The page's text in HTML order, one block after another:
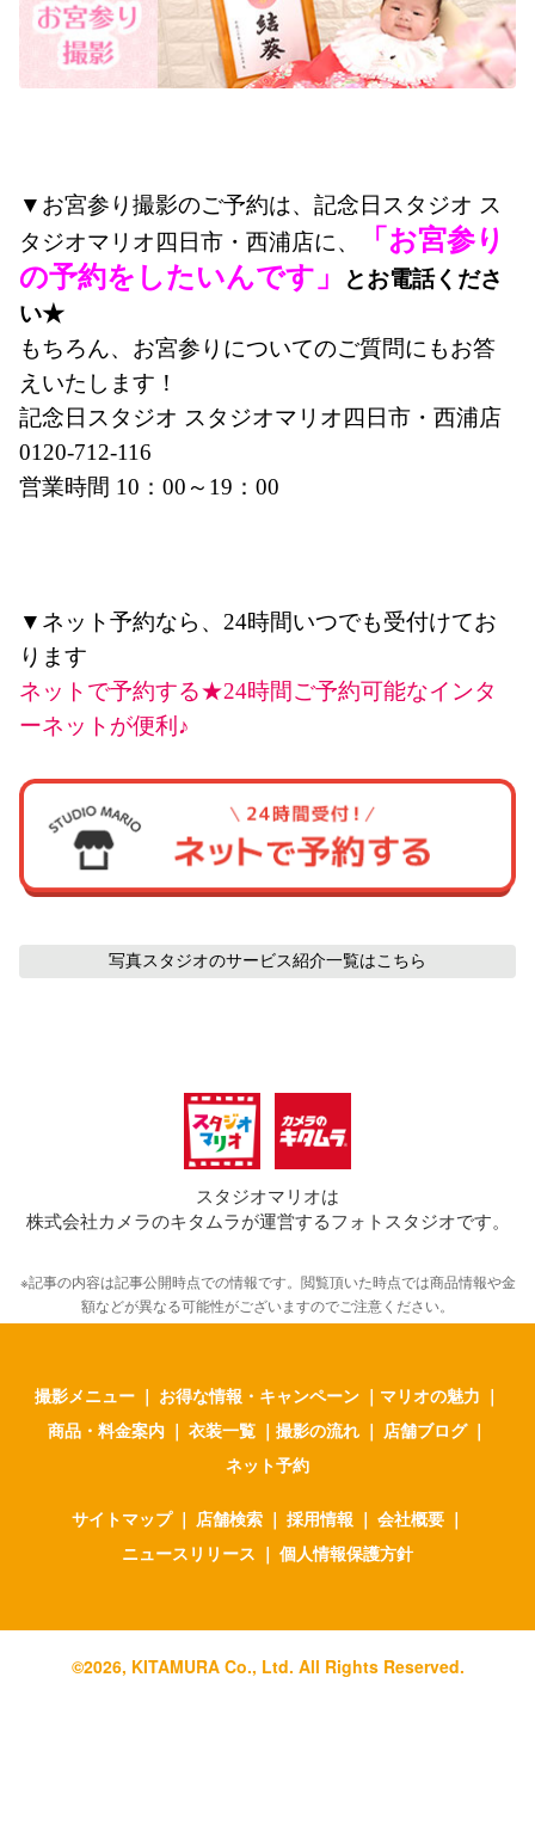
▼お宮参り撮影のご予約は、 記念日スタジオ ス
タジオマリオ四日市・西浦店に、
「お宮参り
の予約をしたいんです」
とお電話くださ
い★
もちろん、お宮参りについてのご質問にもお答
えいたします！
記念日スタジオ スタジオマリオ四日市・西浦店
0120-712-116
営業時間 10：00～19：00
▼ネット予約なら、24時間いつでも受付けてお
ります
ネットで予約する★24時間ご予約可能なインタ
ーネットが便利♪
写真スタジオのサービス紹介一覧はこちら
スタジオマリオは
株式会社カメラのキタムラが運営するフォトスタジオです。
※記事の内容は記事公開時点での情報です。閲覧頂いた時点では商品情報や金
額などが異なる可能性がございますのでご注意ください。
撮影メニュー ｜ お得な情報・キャンペーン ｜ マリオの魅力 ｜
商品・料金案内 ｜ 衣装一覧 ｜ 撮影の流れ ｜ 店舗ブログ ｜
ネット予約
サイトマップ ｜ 店舗検索 ｜ 採用情報 ｜ 会社概要 ｜
ニュースリリース ｜ 個人情報保護方針
©2026, KITAMURA Co., Ltd. All Rights Reserved.